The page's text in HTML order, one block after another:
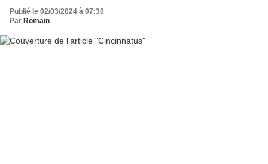
Publié le 02/03/2024 à 07:30
Par Romain